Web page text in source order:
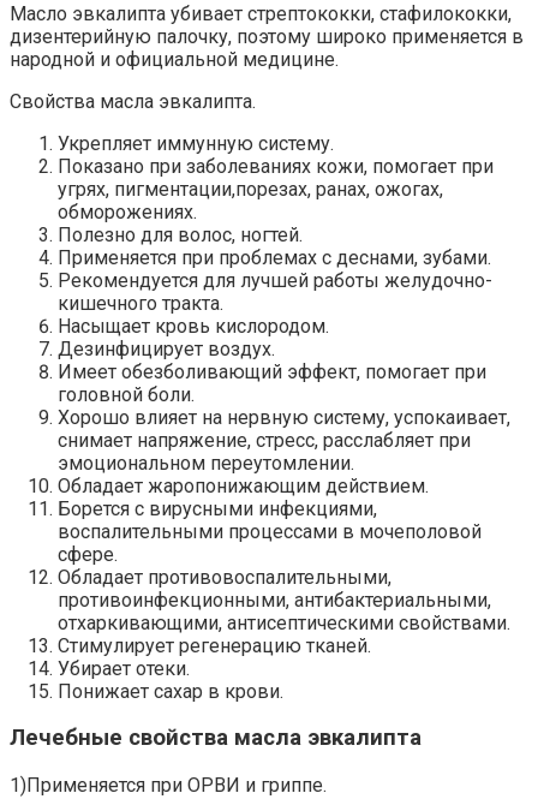
Масло эвкалипта убивает стрептококки, стафилококки,
дизентерийную палочку, поэтому широко применяется в
народной и официальной медицине.
Свойства масла эвкалипта.
Укрепляет иммунную систему.
Показано при заболеваниях кожи, помогает при
угрях, пигментации,порезах, ранах, ожогах,
обморожениях.
Полезно для волос, ногтей.
Применяется при проблемах с деснами, зубами.
Рекомендуется для лучшей работы желудочно-
кишечного тракта.
Насыщает кровь кислородом.
Дезинфицирует воздух.
Имеет обезболивающий эффект, помогает при
головной боли.
Хорошо влияет на нервную систему, успокаивает,
снимает напряжение, стресс, расслабляет при
эмоциональном переутомлении.
Обладает жаропонижающим действием.
Борется с вирусными инфекциями,
воспалительными процессами в мочеполовой
сфере.
Обладает противовоспалительными,
противоинфекционными, антибактериальными,
отхаркивающими, антисептическими свойствами.
Стимулирует регенерацию тканей.
Убирает отеки.
Понижает сахар в крови.
Лечебные свойства масла эвкалипта
1)Применяется при ОРВИ и гриппе.